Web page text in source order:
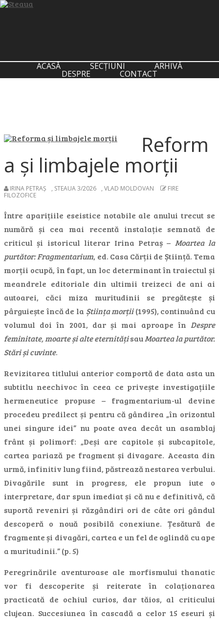
ACASĂ SECȚIUNI ARHIVĂ
DESPRE CONTACT
Reform
a și limbajele morții
IRINA PETRAȘ , STEAUA 3/2026 , VLAD MOLDOVAN
FIRE
FILOZOFICE
Între aparițiile eseistice notabile ale anului trecut se
numără și cea mai recentă instalație semnată de
criticul și istoricul literar Irina Petraș – Moartea la
purtător: Fragmentarium, ed. Casa Cărții de Știință. Tema
morții ocupă, în fapt, un loc determinant în traiectul și
meandrele editoriale din ultimii treizeci de ani ai
autoarei, căci miza muritudinii se pregătește și
pârguiește încă de la Știința morții(1995), continuând cu
volumul doi în 2001, dar și mai aproape în Despre
feminitate, moarte și alte eternitățisauMoartea la purtător.
Stări și cuvinte.
Revizitarea titlului anterior comportă de data asta un
subtitlu neechivoc în ceea ce privește investigațiile
hermeneutice propuse – fragmentarium-ul devine
procedeu predilect și pentru că gândirea „în orizontul
unei singure idei” nu poate avea decât un asamblaj
frânt și polimorf: „Deși are capitole și subcapitole,
cartea pariază pe fragment și divagare. Aceasta din
urmă, infinitiv lung fiind, păstrează nestarea verbului.
Divagările sunt in progress, ele propun iute o
interpretare, dar spun imediat și că nu e definitivă, că
suportă reveniri și răzgândiri ori de câte ori gândul
descoperă o nouă posibilă conexiune. Țesătură de
fragmente și divagări, cartea e un fel de oglindă cu ape
a muritudinii.” (p. 5)
Peregrinările aventuroase ale morfismului thanatic
vor fi descoperite și reiterate în colaționarea
practicată de ochiul curios, dar tăios, al criticului
clujean. Succesiunea în cascadă a celor 15 eseuri și